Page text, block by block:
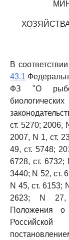
В
43.1
ФЗ "О
ст. 5270; 2006,
2007, N 1, ст.
49, ст. 5748;
6728, ст. 6732;
3440; N 52, ст.
N 45, ст. 6153;
2623; N
Положения о